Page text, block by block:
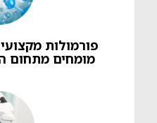
פורמולות
מומחים מתחום